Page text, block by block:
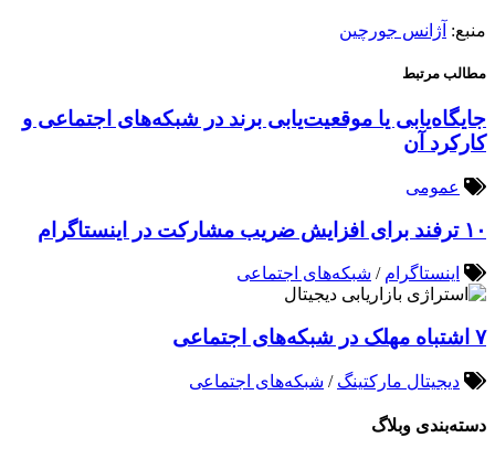
منبع: آژانس جورچین
مطالب مرتبط
جایگاه‌یابی یا موقعیت‌یابی برند در شبکه‌های اجتماعی و
کارکرد آن
عمومی
۱۰ ترفند برای افزایش ضریب مشارکت در اینستاگرام
اینستاگرام / شبکه‌های اجتماعی
۷ اشتباه مهلک در شبکه‌های اجتماعی
دیجیتال مارکتینگ / شبکه‌های اجتماعی
دسته‌بندی وبلاگ